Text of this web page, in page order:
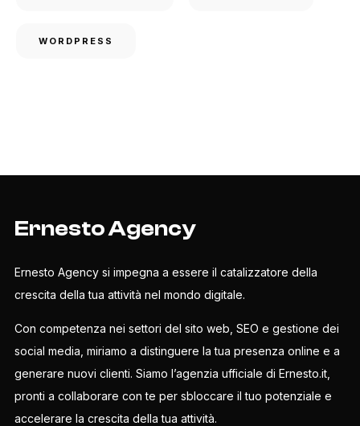
WORDPRESS
Ernesto Agency
Ernesto Agency si impegna a essere il catalizzatore della
crescita della tua attività nel mondo digitale.
Con competenza nei settori del sito web, SEO e gestione dei
social media, miriamo a distinguere la tua presenza online e a
generare nuovi clienti. Siamo l’agenzia ufficiale di Ernesto.it,
pronti a collaborare con te per sbloccare il tuo potenziale e
accelerare la crescita della tua attività.